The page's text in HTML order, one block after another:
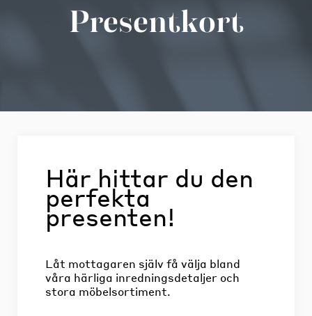
Presentkort
Här hittar du den
perfekta
presenten!
Låt mottagaren själv få välja bland
våra härliga inredningsdetaljer och
stora möbelsortiment.